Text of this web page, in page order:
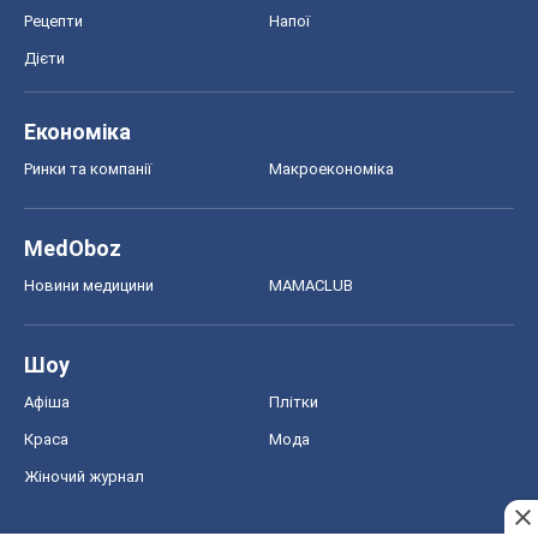
Рецепти Напої
Дієти
Економіка
Ринки та компанії Макроекономіка
MedOboz
Новини медицини MAMACLUB
Шоу
Афіша Плітки
Краса Мода
Жіночий журнал